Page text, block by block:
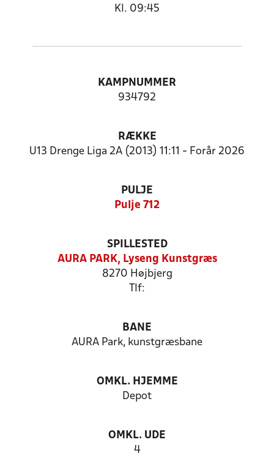
Kl. 09:45
KAMPNUMMER
934792
RÆKKE
U13 Drenge Liga 2A (2013) 11:11 - Forår 2026
PULJE
Pulje 712
SPILLESTED
AURA PARK, Lyseng Kunstgræs
8270 Højbjerg
Tlf:
BANE
AURA Park, kunstgræsbane
OMKL. HJEMME
Depot
OMKL. UDE
4